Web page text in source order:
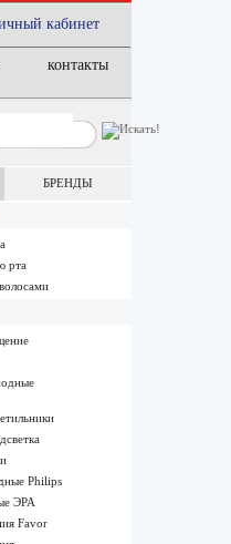
кабинет
контакты
БРЕНДЫ
рта
Philips
ЭРА
Favor